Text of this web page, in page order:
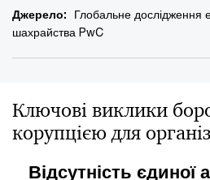
Джерело:
Глобальне дослідження
шахрайства PwC
Ключові виклики
корупцією для
Відсутність єдиної